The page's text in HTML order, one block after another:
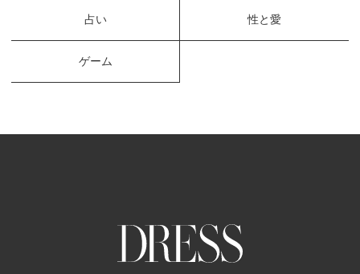
占い 性と愛
ゲーム